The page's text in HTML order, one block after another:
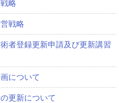
略
戦略
者登録更新申請及び更新講習
について
更新について